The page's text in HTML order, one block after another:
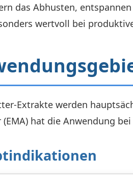
das Abhusten,
wertvoll bei
Extrakte werden
hat die Anwendung